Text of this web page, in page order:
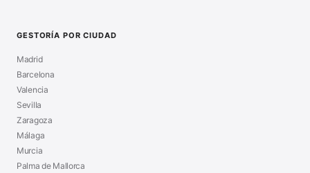
GESTORÍA POR CIUDAD
Madrid
Barcelona
Valencia
Sevilla
Zaragoza
Málaga
Murcia
Palma de Mallorca